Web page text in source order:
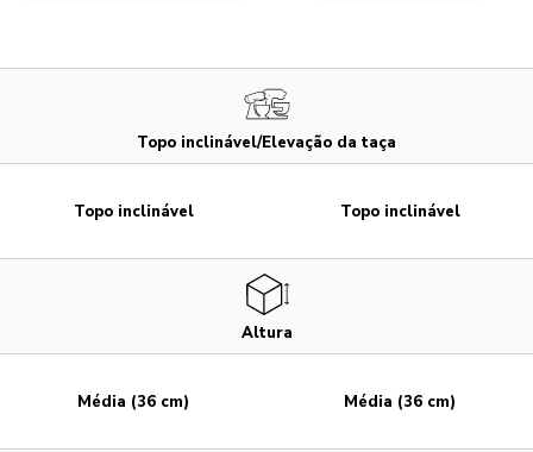
Topo inclinável/Elevação da taça
Altura
Topo inclinável
Média (36 cm)
Topo inclinável
Média (36 cm)